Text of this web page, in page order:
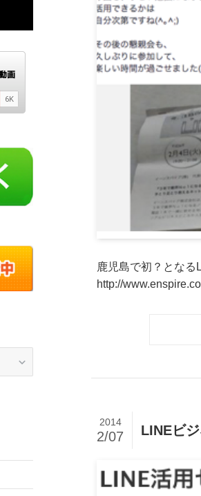
鹿児島で初？となる
http://
LINEビ
2014
2/07